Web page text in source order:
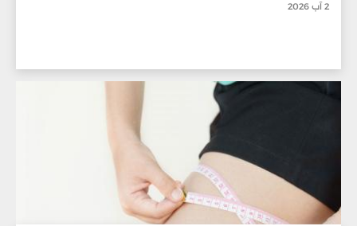
2 آب 2026